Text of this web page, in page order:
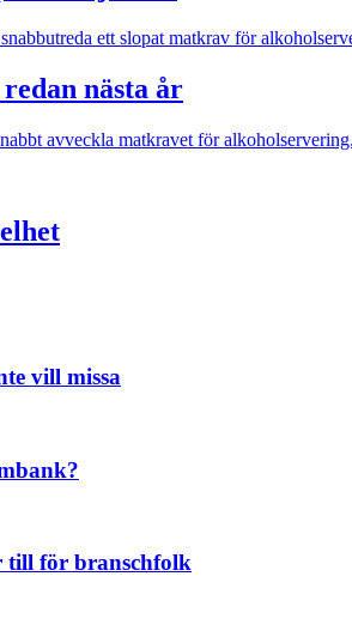
ett slopat matkrav för
nästa år
avveckla matkravet för
vill missa
till för branschfolk